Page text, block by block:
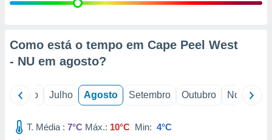
estudos
Como está o tempo em Cape Peel West
- NU em agosto?
Junho Julho Agosto Setembro Outubro Novembro
T. Média : 7°C Máx.: 10°C Min: 4°C